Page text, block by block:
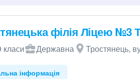
філія Ліцею №3
класи Державна Тростянець,
інформація